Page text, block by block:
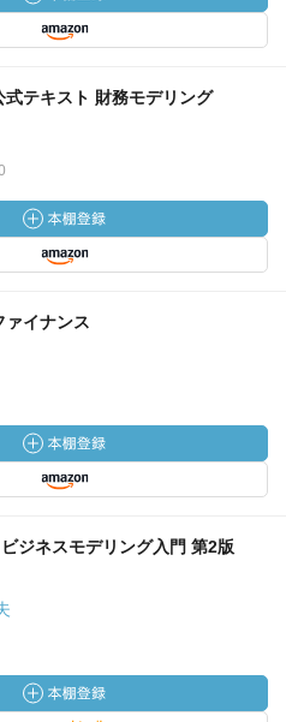
式テキスト 財務モデリング
ァイナンス
ジネスモデリング入門 第2版